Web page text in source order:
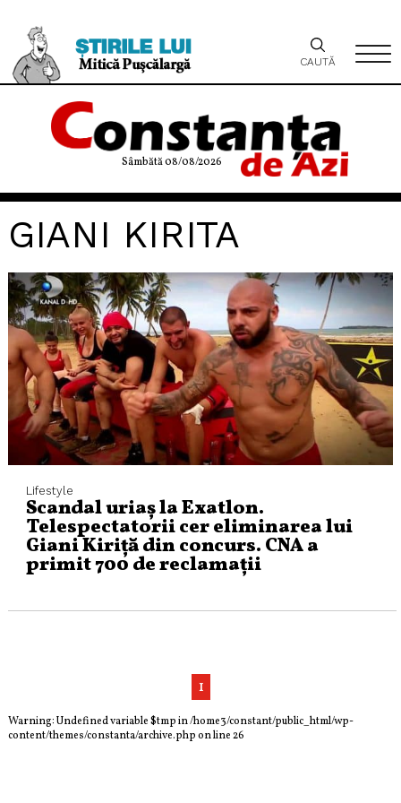
Sâmbătă 08/08/2026
CAUTĂ
GIANI KIRITA
Lifestyle
Scandal uriaș la Exatlon.
Telespectatorii cer eliminarea lui
Giani Kiriță din concurs. CNA a
primit 700 de reclamații
1
Warning: Undefined variable $tmp in/home3/constant/public_html/wp-
content/themes/constanta/archive.phpon line26